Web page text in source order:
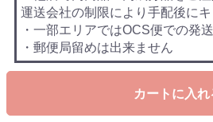
運送会社の制限により手配後に
・一部エリアではOCS便での発
・郵便局留めは出来ません
カートに入れ